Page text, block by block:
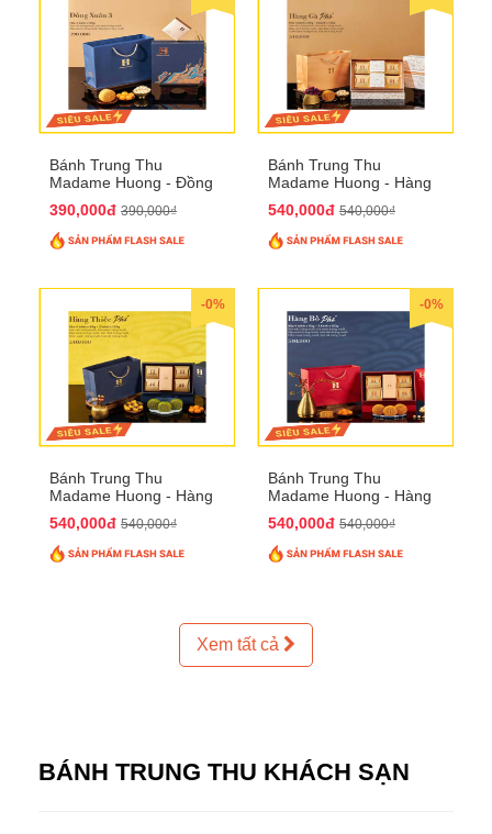
Bánh Trung Thu
Madame Huong - Đồng
390,000đ 390,000₫
Bánh Trung Thu
Madame Huong - Hàng
540,000đ 540,000₫
-0%
Bánh Trung Thu
Madame Huong - Hàng
540,000đ 540,000₫
-0%
Bánh Trung Thu
Madame Huong - Hàng
540,000đ 540,000₫
Xem tất cả
BÁNH TRUNG THU KHÁCH SẠN